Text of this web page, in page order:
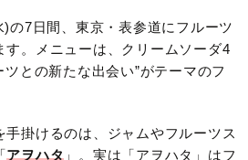
の7日間、東京・表参道にフルーツ
す。メニューは、クリームソーダ4
との新たな出会い”がテーマのフ
手掛けるのは、ジャムやフルーツス
アヲハタ 」。実は「アヲハタ」はフ